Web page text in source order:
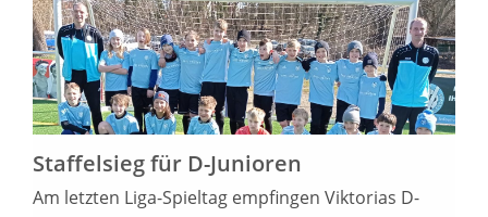
19. MÄRZ 2022
Staffelsieg für D-Junioren
Am letzten Liga-Spieltag empfingen Viktorias D-